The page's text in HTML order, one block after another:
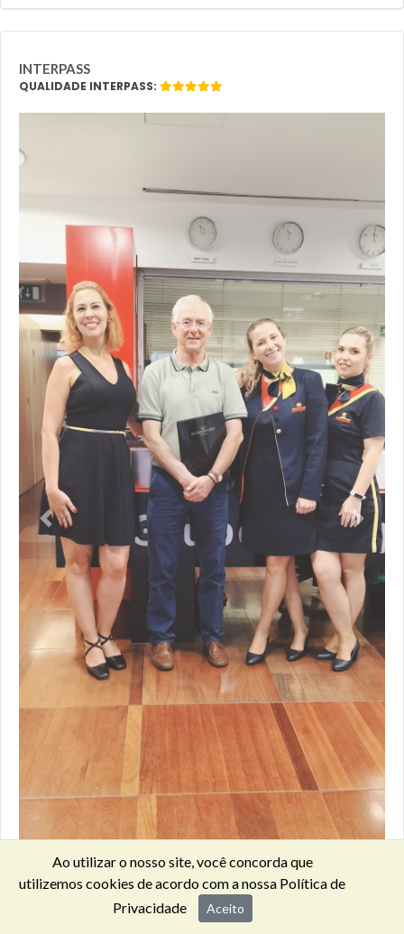
INTERPASS
QUALIDADE INTERPASS:
Previous Next
Ao utilizar o nosso site, você concorda que
utilizemos cookies de acordo com a nossa Política de
Privacidade
Aceito